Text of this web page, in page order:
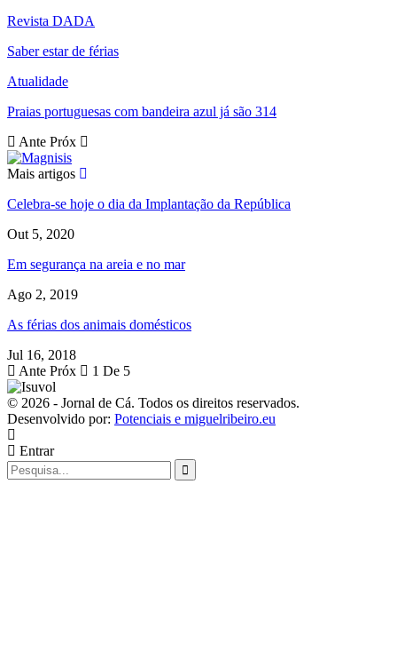
Revista DADA
Saber estar de férias
Atualidade
Praias portuguesas com bandeira azul já são 314
Ante Próx
Mais artigos
Celebra-se hoje o dia da Implantação da República
Out 5, 2020
Em segurança na areia e no mar
Ago 2, 2019
As férias dos animais domésticos
Jul 16, 2018
Ante Próx 1 De 5
© 2026 - Jornal de Cá. Todos os direitos reservados.
Desenvolvido por: Potenciais e miguelribeiro.eu
Entrar